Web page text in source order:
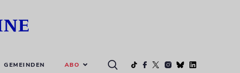
GEMEINDEN ABO